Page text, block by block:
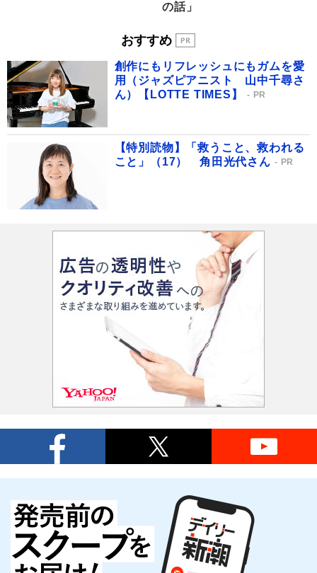
の話」
おすすめ
創作にもリフレッシュにもガムを愛
用（ジャズピアニスト 山中千尋さ
ん）【LOTTE TIMES】
PR
【特別読物】「救うこと、救われる
こと」（17） 角田光代さん
PR